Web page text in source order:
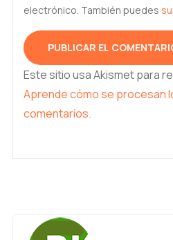
electrónico. También puedes
Este sitio usa Akismet para
Aprende cómo se procesan
comentarios.